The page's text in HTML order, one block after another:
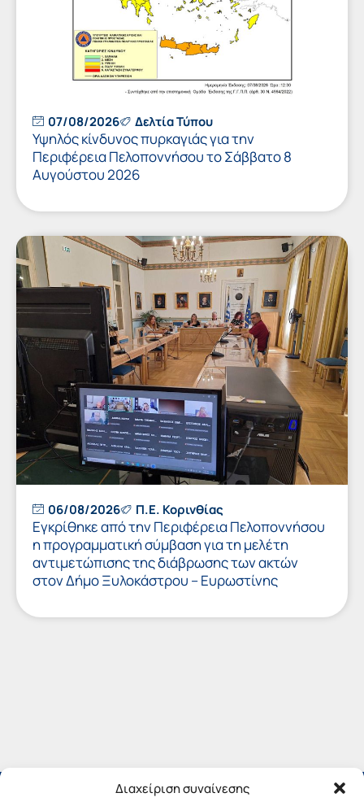
Διαχείριση συναίνεσης
07/08/2026 Δελτία Τύπου
Υψηλός κίνδυνος πυρκαγιάς για την
Περιφέρεια Πελοποννήσου το Σάββατο 8
Αυγούστου 2026
06/08/2026 Π.Ε. Κορινθίας
Εγκρίθηκε από την Περιφέρεια Πελοποννήσου
η προγραμματική σύμβαση για τη μελέτη
αντιμετώπισης της διάβρωσης των ακτών
στον Δήμο Ξυλοκάστρου – Ευρωστίνης